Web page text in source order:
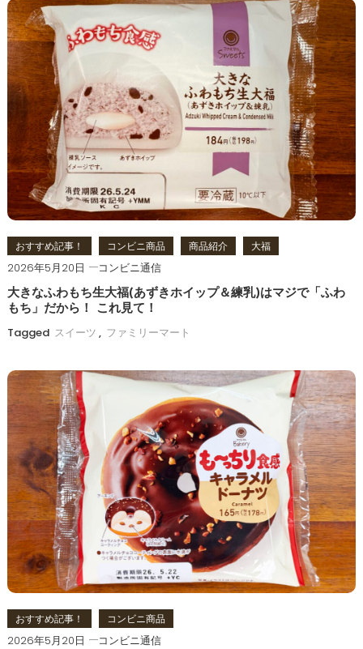
ビ
ゲ
ー
シ
ョ
ン
おすすめ記事！ コンビニ商品 商品紹介 大福
2026年5月20日 コンビニ通信
大きなふわもち生大福(あずきホイップ＆練乳)はマジで「ふわ
もち」だから！ これ見て！
Tagged スイーツ , ファミリーマート
おすすめ記事！ コンビニ商品
2026年5月20日 コンビニ通信